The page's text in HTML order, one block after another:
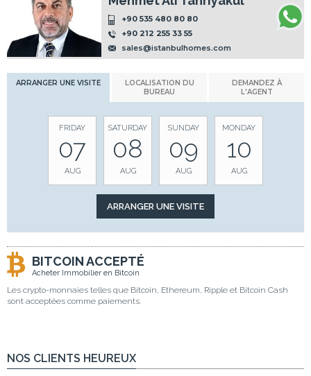
+90 535 480 80 80
+90 212 255 33 55
sales@istanbulhomes.com
ARRANGER UNE VISITE
LOCALISATION DU
BUREAU
DEMANDEZ À
L'AGENT
FRIDAY
07
AUG
SATURDAY
08
AUG
SUNDAY
09
AUG
MONDAY
10
AUG
BITCOIN ACCEPTÉ
Acheter Immobilier en Bitcoin
Les crypto-monnaies telles que Bitcoin, Ethereum, Ripple et Bitcoin Cash
sont acceptées comme paiements.
NOS CLIENTS HEUREUX